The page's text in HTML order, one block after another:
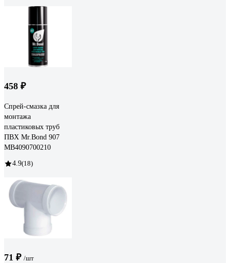
458 ₽
Спрей-смазка для
монтажа
пластиковых труб
ПВХ Mr.Bond 907
MB4090700210
4.9(18)
71 ₽ /шт